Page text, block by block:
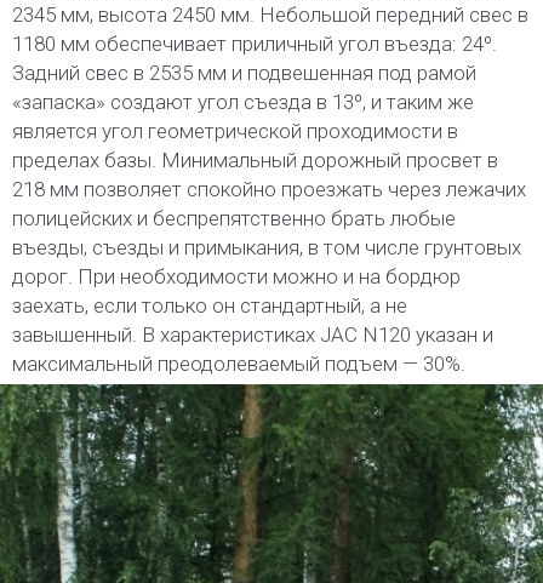
2345 мм, высота 2450 мм. Небольшой передний свес в
1180 мм обеспечивает приличный угол въезда: 24º.
Задний свес в 2535 мм и подвешенная под рамой
«запаска» создают угол съезда в 13º, и таким же
является угол геометрической проходимости в
пределах базы. Минимальный дорожный просвет в
218 мм позволяет спокойно проезжать через лежачих
полицейских и беспрепятственно брать любые
въезды, съезды и примыкания, в том числе грунтовых
дорог. При необходимости можно и на бордюр
заехать, если только он стандартный, а не
завышенный. В характеристиках JAC N120 указан и
максимальный преодолеваемый подъем — 30%.